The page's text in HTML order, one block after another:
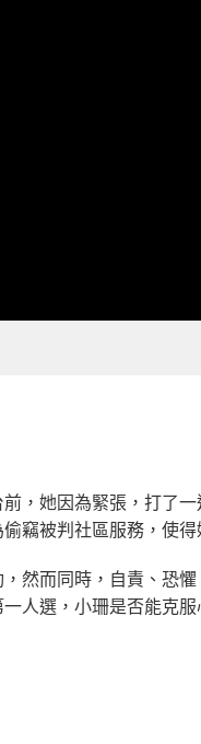
，她因為緊張，打了
竊被判社區服務，使
然而同時，自責、恐
人選，小珊是否能克